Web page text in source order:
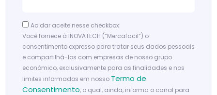
lucr
Le
ia
m
ai
s
Ao dar aceite nesse checkbox:
Você fornece à INOVATECH (“Mercafacil”) o
consentimento expresso para tratar seus dados pessoais
e compartilhá-los com empresas de nosso grupo
econômico, exclusivamente para as finalidades e nos
limites informados em nosso Termo de
Consentimento, o qual, ainda, informa o canal para